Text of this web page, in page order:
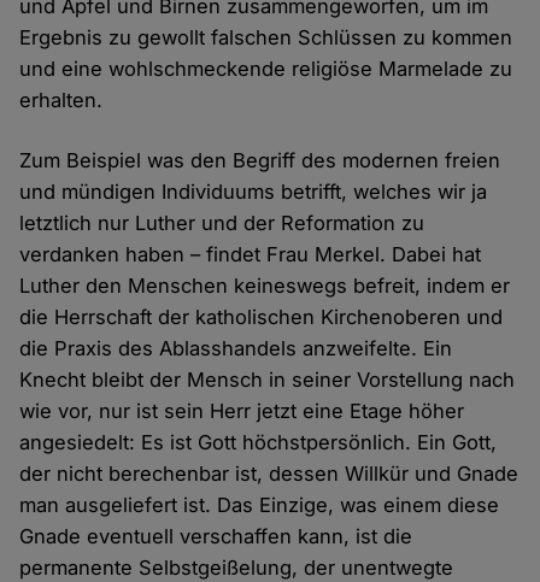
und Äpfel und Birnen zusammengeworfen, um im
Ergebnis zu gewollt falschen Schlüssen zu kommen
und eine wohlschmeckende religiöse Marmelade zu
erhalten.
Zum Beispiel was den Begriff des modernen freien
und mündigen Individuums betrifft, welches wir ja
letztlich nur Luther und der Reformation zu
verdanken haben – findet Frau Merkel. Dabei hat
Luther den Menschen keineswegs befreit, indem er
die Herrschaft der katholischen Kirchenoberen und
die Praxis des Ablasshandels anzweifelte. Ein
Knecht bleibt der Mensch in seiner Vorstellung nach
wie vor, nur ist sein Herr jetzt eine Etage höher
angesiedelt: Es ist Gott höchstpersönlich. Ein Gott,
der nicht berechenbar ist, dessen Willkür und Gnade
man ausgeliefert ist. Das Einzige, was einem diese
Gnade eventuell verschaffen kann, ist die
permanente Selbstgeißelung, der unentwegte